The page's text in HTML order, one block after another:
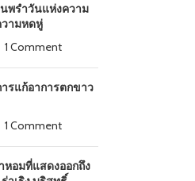
พรำวันแห่งความ
ามหดหู่
1 Comment
รแก้อาการตกขาว
1 Comment
อมที่แสดงออกถึง